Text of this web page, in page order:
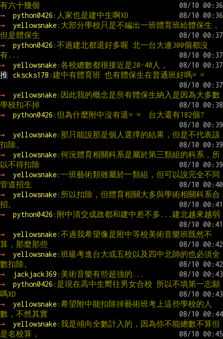
有六十幾個
→
python0426 :人家也是建中生啊XD
→
yellowsnake:大部分學校只是不編出一班體育班給體保生，
但是體保生
→
python0426 :不過建北都退好多喔 北一台大連300個都沒
有...
→
yellowsnake:各校總數都很接近是20-40人，
推
ckscks178 :建中有體育班 也有體保生在普通班好嗎= =
→ yellowsnake:因此我的概念是所有體保生納入是因為大多數
學校扣不掉
→
python0426 :但為什麼附中沒有退= =  台大還有182個?
→ yellowsnake:那只能說那是個人選擇的結果，但是不代表該
扣除。
→
yellowsnake:何況體育相關科系是屬於第三類組的科系，所
以不得扣除
→
yellowsnake:一班藝術類雖屬於一類組，但可以說完全不同
管道招生
→
yellowsnake:所以扣除，但體育相關大多與學術相關科系合
招。
→
python0426 :附中清交成政都和建中差不多...建北越來越弱
→ yellowsnake:不過我希望像是附中等校美術音樂班既然不
算，那麼那些
→
yellowsnake:班級考進台大或五校以及四中北師的也必須全
數扣除。
→
jackjack369 :美術音樂有些超強的...
→
python0426 :是現在高中生嚮往男女合校 所以不填第一志願
嗎XD
→
yellowsnake:希望附中能扣除掉藝術班考上這些學校的人
數，不然其實
→
yellowsnake:我是傾向全數計入的，因為你不能總數不算但
是名校算，